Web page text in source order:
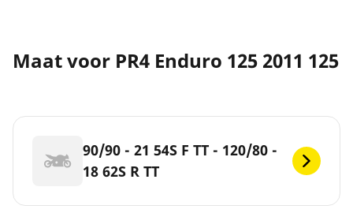
Maat voor PR4 Enduro 125 2011 125
90/90 - 21 54S F TT - 120/80 -
18 62S R TT